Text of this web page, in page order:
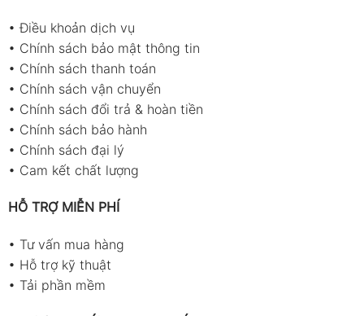
•Điều khoản dịch vụ
• Chính sách bảo mật thông tin
• Chính sách thanh toán
• Chính sách vận chuyển
• Chính sách đổi trả & hoàn tiền
• Chính sách bảo hành
• Chính sách đại lý
• Cam kết chất lượng
HỖ TRỢ MIỄN PHÍ
• Tư vấn mua hàng
• Hỗ trợ kỹ thuật
• Tải phần mềm